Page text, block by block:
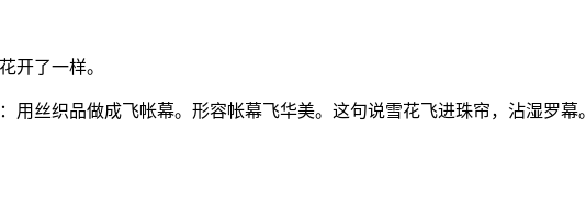
开了一样。
丝织品做成飞帐幕。形容帐幕飞华美。这句说雪花飞进珠帘，沾湿罗幕